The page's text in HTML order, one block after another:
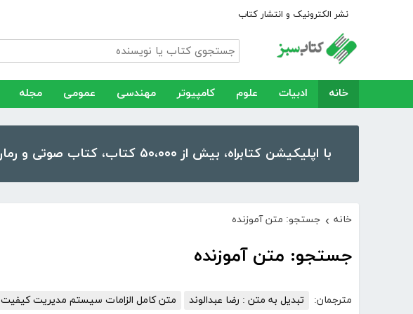
نشر الکترونیک و انتشار کتاب
خانه ادبیات علوم کامپیوتر مهندسی عمومی مجله
با اپلیکیشن کتابراه، بیش از ۵۰،۰۰۰ کتاب، کتاب صوتی و رمان را در موبایل و تبلت خود داشته باشید!
خانه › جستجو: متن آموزنده
جستجو: متن آموزنده
مترجمان: تبدیل به متن : رضا عبدالوند متن کامل الزامات سیستم مدیریت کیفیت ISO۹۰۰۱_۲۰۱۵